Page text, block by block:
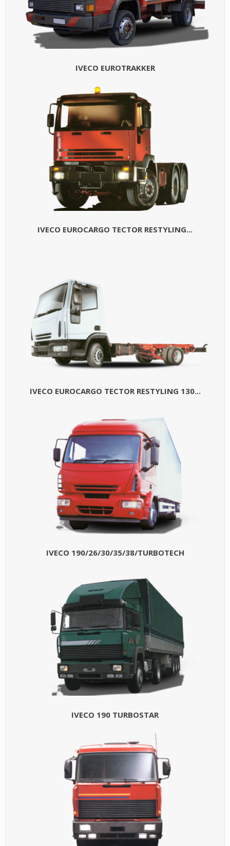
IVECO EUROTRAKKER
IVECO EUROCARGO TECTOR RESTYLING...
IVECO EUROCARGO TECTOR RESTYLING 130...
IVECO 190/26/30/35/38/TURBOTECH
IVECO 190 TURBOSTAR